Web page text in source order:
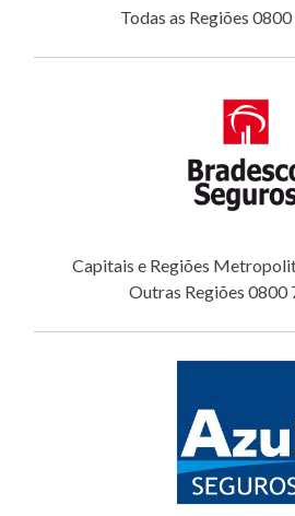
Todas as Regiões
Capitais e Regiões
Outras Regiões 0800